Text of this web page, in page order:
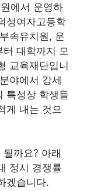
에서 운영하
성여자고등학
속유치원, 운
대학까지 모
교육재단입니
야에서 강세
특성상 학생들
게 내는 것으
까요? 아래
정시 경쟁률
겠습니다.